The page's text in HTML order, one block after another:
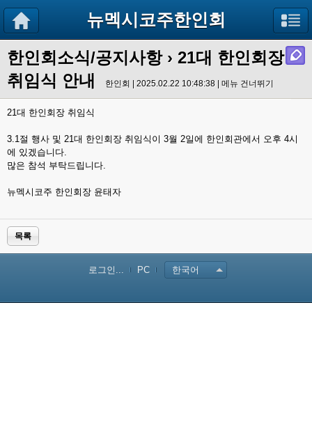
뉴멕시코주한인회
한인회소식/공지사항› 21대 한인회장
취임식 안내
한인회 | 2025.02.22 10:48:38 | 메뉴 건너뛰기
21대 한인회장 취임식
3.1절 행사 및 21대 한인회장 취임식이 3월 2일에 한인회관에서 오후 4시
에 있겠습니다.
많은 참석 부탁드립니다.
뉴멕시코주 한인회장 윤태자
목록
로그인... PC 한국어